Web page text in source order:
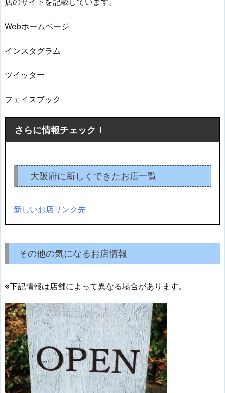
Webホームページ
インスタグラム
ツイッター
フェイスブック
さらに情報チェック！
大阪府に新しくできたお店一覧
新しいお店リンク先
その他の気になるお店情報
※下記情報は店舗によって異なる場合があります。